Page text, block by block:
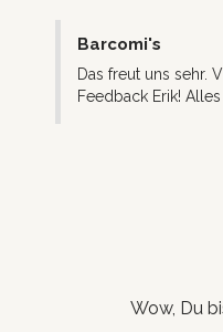
Barcomi's
Das freut uns sehr.
Feedback Erik!
Wow, Du